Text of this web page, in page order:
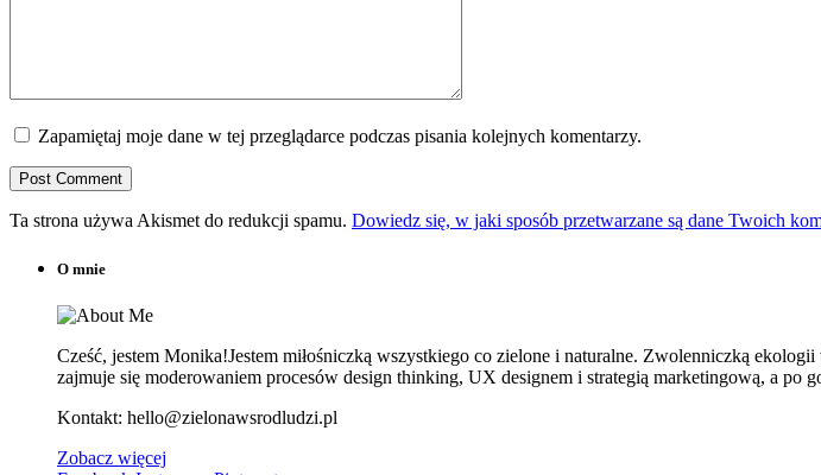
Zapamiętaj moje dane w tej przeglądarce podczas pisania kolejnych komentarzy.
Ta strona używa Akismet do redukcji spamu. Dowiedz się, w jaki sposób przetwarzane są dane Twoich
O mnie
Cześć, jestem Monika!Jestem miłośniczką wszystkiego co zielone i naturalne. Zwolenniczką
zajmuje się moderowaniem procesów design thinking, UX designem i strategią marketingową, a
Kontakt: hello@zielonawsrodludzi.pl
Zobacz więcej